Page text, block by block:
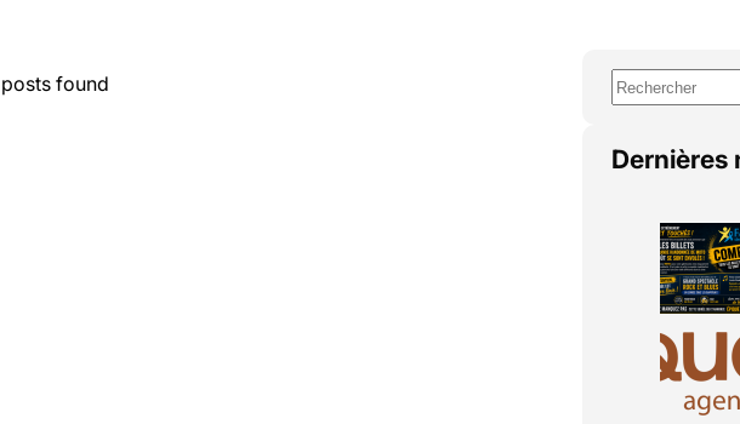
found
S
e
a
rDernières